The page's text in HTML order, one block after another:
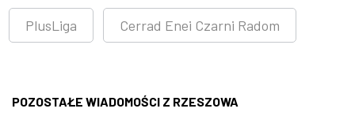
PlusLiga Cerrad Enei Czarni Radom
POZOSTAŁE WIADOMOŚCI Z RZESZOWA